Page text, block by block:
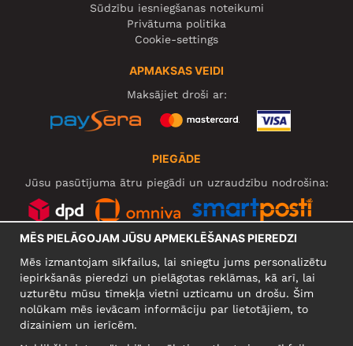
Sūdzību iesniegšanas noteikumi
Privātuma politika
Cookie-settings
APMAKSAS VEIDI
Maksājiet droši ar:
PIEGĀDE
Jūsu pasūtījuma ātru piegādi un uzraudzību nodrošina:
UZŅĒMUMS
MĒS PIELĀGOJAM JŪSU APMEKLĒŠANAS PIEREDZI
Mēs izmantojam sīkfailus, lai sniegtu jums personalizētu
iepirkšanās pieredzi un pielāgotas reklāmas, kā arī, lai
uzturētu mūsu tīmekļa vietni uzticamu un drošu. Šim
nolūkam mēs ievācam informāciju par lietotājiem, to
dizainiem un ierīcēm.